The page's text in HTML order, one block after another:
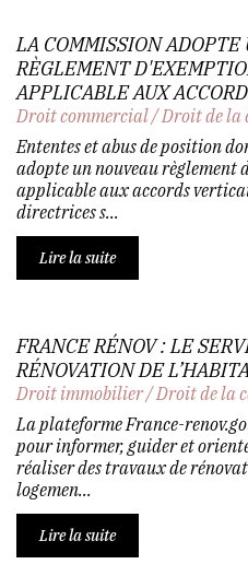
LA COMMISSION ADOPTE
RÈGLEMENT
APPLICABLE AUX
Droit commercial/Droit de la
Ententes et abus de position
adopte un nouveau règlement
applicable aux accords
directrices s...
Lire la suite
FRANCE RÉNOV : LE
RÉNOVATION DE
Droit immobilier/Droit de la
La plateforme France-
pour informer, guider et
réaliser des travaux de
logemen...
Lire la suite